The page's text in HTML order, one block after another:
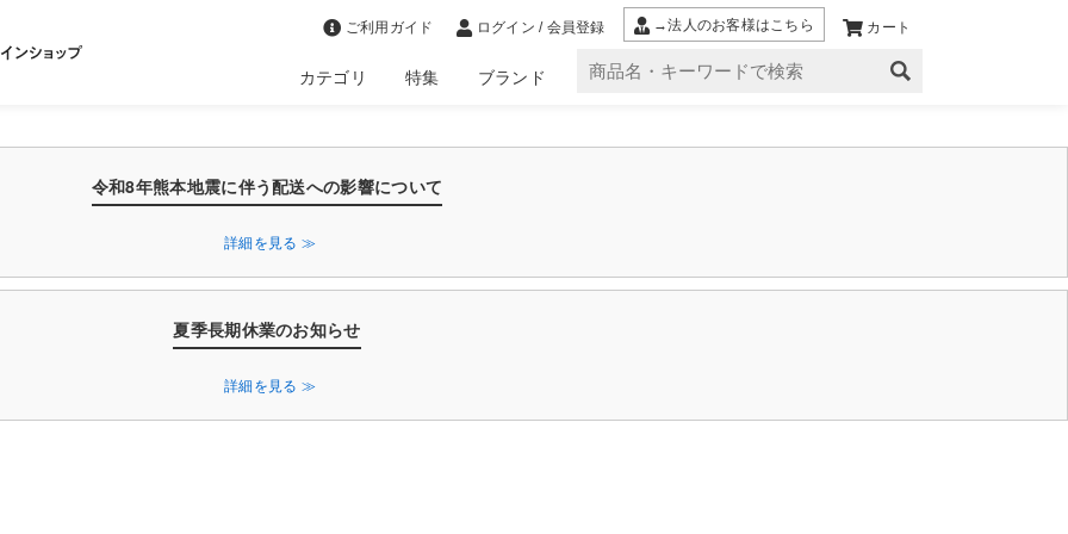
ご利用ガイド ログイン / 会員登録 →法人のお客様はこちら カート
カテゴリ 特集 ブランド
令和8年熊本地震に伴う配送への影響について
詳細を見る ≫
夏季長期休業のお知らせ
詳細を見る ≫